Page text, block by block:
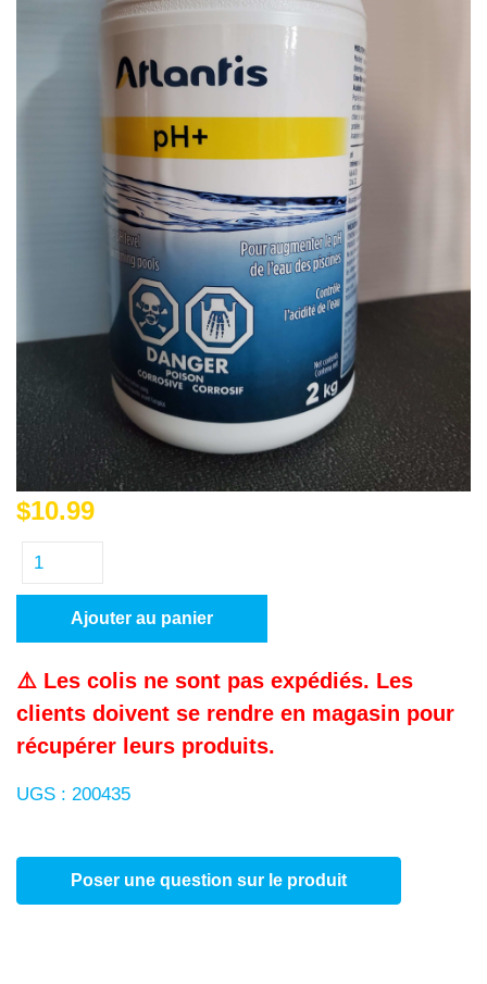
$10.99
Ajouter au panier
⚠️ Les colis ne sont pas expédiés. Les
clients doivent se rendre en magasin pour
récupérer leurs produits.
UGS : 200435
Poser une question sur le produit